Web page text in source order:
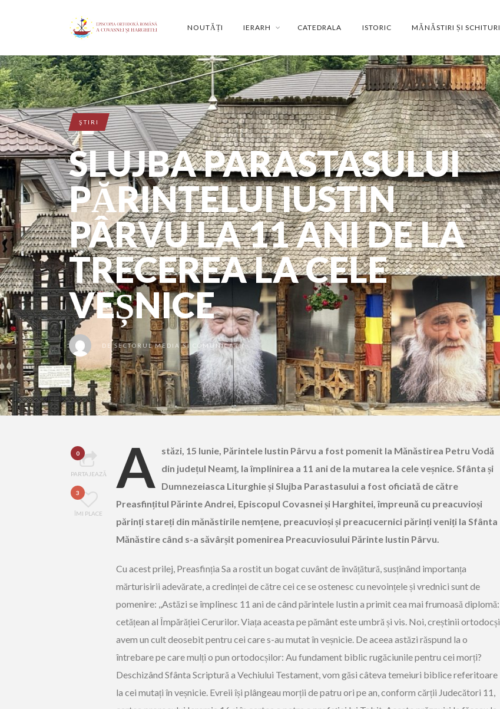
NOUTĂȚI IERARH CATEDRALA ISTORIC MĂNĂSTIRI ȘI SCHITURI
ŞTIRI
SLUJBA PARASTASULUI
PĂRINTELUI IUSTIN
PÂRVU LA 11 ANI DE LA
TRECEREA LA CELE
VEȘNICE
DESECTORUL MEDIA ȘI COMUNICAȚII
0
PARTAJEAZĂ
3
ÎMI PLACE
A
stăzi, 15 Iunie, Părintele Iustin Pârvu a fost pomenit la Mănăstirea Petru Vodă
din județul Neamț, la împlinirea a 11 ani de la mutarea la cele veșnice. Sfânta și
Dumnezeiasca Liturghie și Slujba Parastasului a fost oficiată de către
Preasfințitul Părinte Andrei, Episcopul Covasnei și Harghitei, împreună cu preacuvioși
părinți stareți din mănăstirile nemțene, preacuvioși și preacucernici părinți veniți la Sfânta
Mănăstire când s-a săvârșit pomenirea Preacuviosului Părinte Iustin Pârvu.
Cu acest prilej, Preasfinția Sa a rostit un bogat cuvânt de învățătură, susținând importanța
mărturisirii adevărate, a credinței de către cei ce se ostenesc cu nevoințele și vrednici sunt de
pomenire: ,,Astăzi se împlinesc 11 ani de când părintele Iustin a primit cea mai frumoasă diplomă:
cetățean al Împărăției Cerurilor. Viața aceasta pe pământ este umbră și vis. Noi, creștinii ortodocși
avem un cult deosebit pentru cei care s-au mutat în veșnicie. De aceea astăzi răspund la o
întrebare pe care mulți o pun ortodocșilor: Au fundament biblic rugăciunile pentru cei morți?
Deschizând Sfânta Scriptură a Vechiului Testament, vom găsi câteva temeiuri biblice referitoare
la cei mutați în veșnicie. Evreii își plângeau morții de patru ori pe an, conform cărții Judecători 11,